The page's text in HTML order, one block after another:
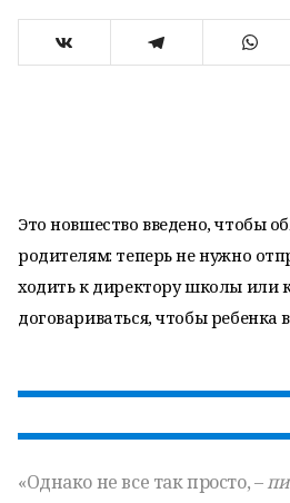
Это новшество введено, чтобы
родителям: теперь не нужно
ходить к директору школы или
договариваться, чтобы ребенка
«Однако не все так просто, –